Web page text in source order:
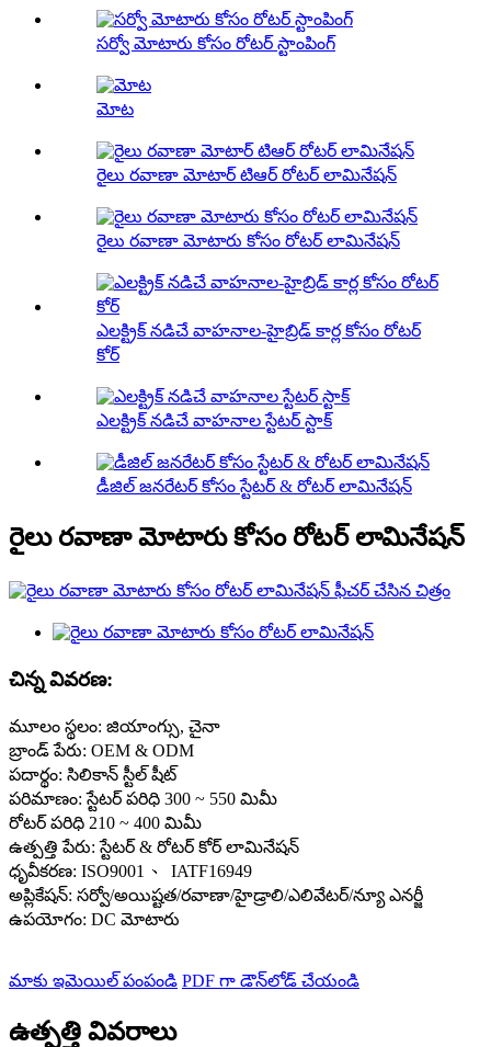
సర్వో మోటారు కోసం రోటర్ స్టాంపింగ్
మోట
రైలు రవాణా మోటార్ టిఆర్ రోటర్ లామినేషన్
రైలు రవాణా మోటారు కోసం రోటర్ లామినేషన్
ఎలక్ట్రిక్ నడిచే వాహనాల-హైబ్రిడ్ కార్ల కోసం రోటర్
కోర్
ఎలక్ట్రిక్ నడిచే వాహనాల స్టేటర్ స్టాక్
డీజిల్ జనరేటర్ కోసం స్టేటర్ & రోటర్ లామినేషన్
రైలు రవాణా మోటారు కోసం రోటర్ లామినేషన్
చిన్న వివరణ:
మూలం స్థలం: జియాంగ్సు, చైనా
బ్రాండ్ పేరు: OEM & ODM
పదార్థం: సిలికాన్ స్టీల్ షీట్
పరిమాణం: స్టేటర్ పరిధి 300 ~ 550 మిమీ
రోటర్ పరిధి 210 ~ 400 మిమీ
ఉత్పత్తి పేరు: స్టేటర్ & రోటర్ కోర్ లామినేషన్
ధృవీకరణ: ISO9001 、 IATF16949
అప్లికేషన్: సర్వో/అయిష్టత/రవాణా/హైడ్రాలి/ఎలివేటర్/న్యూ ఎనర్జీ
ఉపయోగం: DC మోటారు
మాకు ఇమెయిల్ పంపండి PDF గా డౌన్‌లోడ్ చేయండి
ఉత్పత్తి వివరాలు